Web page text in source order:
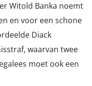
Witold Banka noemt
en voor een schone
Diack
waarvan twee
moet ook een